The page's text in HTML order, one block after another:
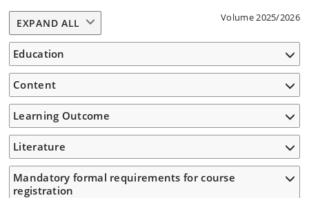
Volume 2025/2026
EXPAND ALL
Education
Content
Learning Outcome
Literature
Mandatory formal requirements for course
registration